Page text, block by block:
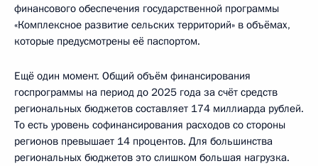
финансового обеспечения государственной программы
«Комплексное развитие сельских территорий» в объёмах,
которые предусмотрены её паспортом.
Ещё один момент. Общий объём финансирования
госпрограммы на период до 2025 года за счёт средств
региональных бюджетов составляет 174 миллиарда рублей.
То есть уровень софинансирования расходов со стороны
регионов превышает 14 процентов. Для большинства
региональных бюджетов это слишком большая нагрузка.